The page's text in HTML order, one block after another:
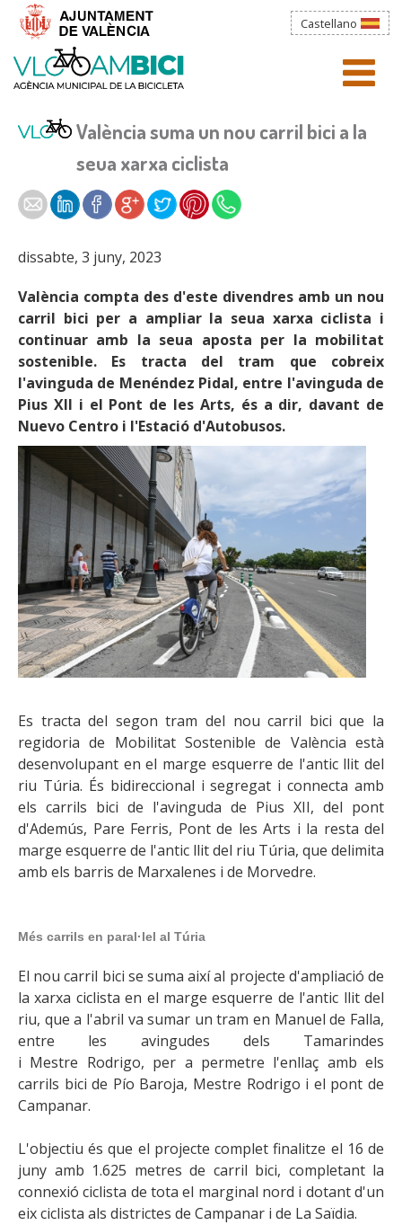
Vés al contingut
Castellano
menú)
TRÀMITS
LA CIUTAT
WEBS MUNICIPALS
NOTÍCIES
Esteu aquíSobre nosaltres
L'Agència informa
La bicicleta a València
Enllaços d'interés
Contacte
València suma un nou carril bici a la
seua xarxa ciclista
dissabte, 3 juny, 2023
València compta des d'este divendres amb un nou
carril bici per a ampliar la seua xarxa ciclista i
continuar amb la seua aposta per la mobilitat
sostenible. Es tracta del tram que cobreix
l'avinguda de Menéndez Pidal, entre l'avinguda de
Pius XII i el Pont de les Arts, és a dir, davant de
Nuevo Centro i l'Estació d'Autobusos.
Es tracta del segon tram del nou carril bici que la
regidoria de Mobilitat Sostenible de València està
desenvolupant en el marge esquerre de l'antic llit del
riu Túria. És bidireccional i segregat i connecta amb
els carrils bici de l'avinguda de Pius XII, del pont
d'Ademús, Pare Ferris, Pont de les Arts i la resta del
marge esquerre de l'antic llit del riu Túria, que delimita
amb els barris de Marxalenes i de Morvedre.
Més carrils en paral·lel al Túria
El nou carril bici se suma així al projecte d'ampliació de
la xarxa ciclista en el marge esquerre de l'antic llit del
riu, que a l'abril va sumar un tram en Manuel de Falla,
entre les avingudes dels Tamarindes
i Mestre Rodrigo, per a permetre l'enllaç amb els
carrils bici de Pío Baroja, Mestre Rodrigo i el pont de
Campanar.
L'objectiu és que el projecte complet finalitze el 16 de
juny amb 1.625 metres de carril bici, completant la
connexió ciclista de tota el marginal nord i dotant d'un
eix ciclista als districtes de Campanar i de La Saïdia.